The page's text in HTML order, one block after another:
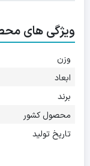
ویژگی های
وزن
ابعاد
برند
محصول کشور
تاریخ تولید